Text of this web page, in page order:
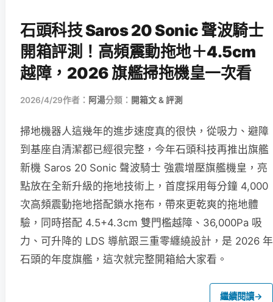
石頭科技 Saros 20 Sonic 聲波騎士
開箱評測！高頻震動拖地＋4.5cm
越障，2026 旗艦掃拖機皇一次看
2026/4/29作者： 阿湯分類： 開箱文 & 評測
掃地機器人這幾年的進步速度真的很快，從吸力、避障
到基座自清潔都已經很完整，今年石頭科技再推出旗艦
新機 Saros 20 Sonic 聲波騎士 強震增壓旗艦機皇，亮
點放在全新升級的拖地技術上，首度採用每分鐘 4,000
次高頻震動拖地搭配鎖水拖布，帶來更乾爽的拖地體
驗，同時搭配 4.5+4.3cm 雙門檻越障、36,000Pa 吸
力、可升降的 LDS 導航跟三重零纏繞設計，是 2026 年
石頭的年度旗艦，這次就完整開箱給大家看。
繼續閱讀→